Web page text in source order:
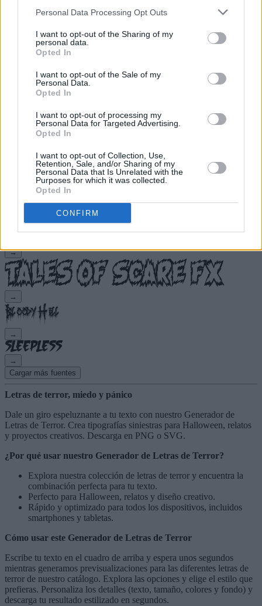
Personal Data Processing Opt Outs
I want to opt-out of the Sharing of my
personal data.
Opted In
I want to opt-out of the Sale of my
Personal Data.
Opted In
I want to opt-out of processing my
Personal Data for Targeted Advertising.
Opted In
I want to opt-out of Collection, Use,
Retention, Sale, and/or Sharing of my
Personal Data that Is Unrelated with the
Purposes for which it was collected.
Opted In
CONFIRM
→
→
→
→
Cargar más fuentes
Letras de terror, miedo y pánico
Dale un giro espeluznante a tu texto con nuestro Generador de
Letras de Terror. Crea tipografías siniestras para Halloween, relatos
y proyectos creativos. Descarga en PNG o SVG.
¿Por qué usar nuestro Generador de Letras de Terror?
Explora nuestra colección de letras de terror y encuentra la
combinación perfecta para tu texto.
Perfecto para Halloween, relatos y diseño creativo.
Rápido y optimizado para todos los dispositivos, incluidos
smartphones y tabletas.
Cómo usar este Generador de Letras de Terror
Escribe tu texto en el cuadro de arriba y espera unos segundos
mientras generamos previsualizaciones para las diferentes letras de
terror de nuestro catálogo. Explora las opciones y elige el estilo que
prefieras. Personaliza los detalles (texto, tamaño, colores y fondo) y
descarga tu resultado estilizado en segundos.